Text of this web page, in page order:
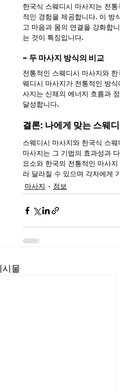
한국식 스웨디시 마사지는 전
적인 경험을 제공합니다. 이 방
고 마음과 몸의 연결을 강화합
는 것이 특징입니다.
- 두 마사지 방식의 비교
전통적인 스웨디시 마사지와
웨디시 마사지가 전통적인 방
사지는 신체의 에너지 흐름과
달성합니다.
결론: 나에게 맞는 스웨
스웨디시 마사지와 한국식 스
마사지는 그 기법의 효과성과
요소와 한국의 전통적인 마사
라 달라질 수 있으며 각자에게
마사지
정보
시물